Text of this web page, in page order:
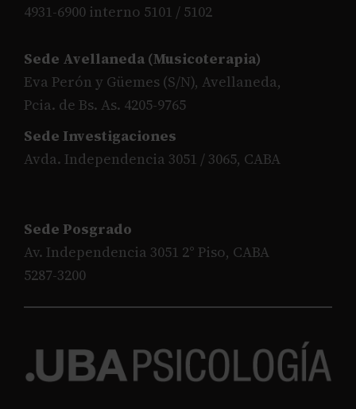
4931-6900 interno 5101 / 5102
Sede Avellaneda (Musicoterapia)
Eva Perón y Güemes (S/N), Avellaneda,
Pcia. de Bs. As. 4205-9765
Sede Investigaciones
Avda. Independencia 3051 / 3065, CABA
Sede Posgrado
Av. Independencia 3051 2° Piso, CABA
5287-3200